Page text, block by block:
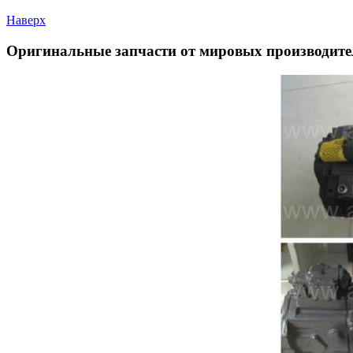
Наверх
Оригинальные запчасти от мировых